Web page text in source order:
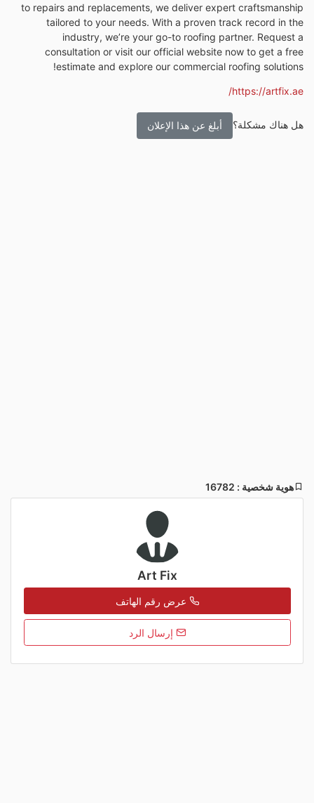
to repairs and replacements, we deliver expert craftsmanship
tailored to your needs. With a proven track record in the
industry, we’re your go-to roofing partner. Request a
consultation or visit our official website now to get a free
estimate and explore our commercial roofing solutions!
https://artfix.ae/
هل هناك مشكلة؟ أبلغ عن هذا الإعلان
هوية شخصية : 16782
Art Fix
عرض رقم الهاتف
إرسال الرد